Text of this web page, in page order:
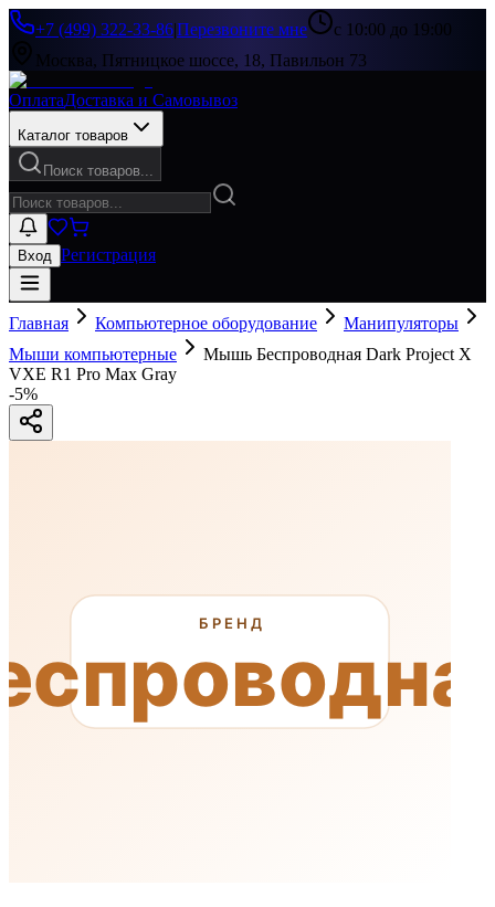
+7 (499) 322-33-86|Перезвоните мне
с 10:00 до 19:00
Москва, Пятницкое шоссе, 18, Павильон 73
ОплатаДоставка и Самовывоз
Каталог товаров
Поиск товаров...
Вход Регистрация
Главная Компьютерное оборудование
Манипуляторы
Мыши компьютерные
Мышь Беспроводная Dark Project X
VXE R1 Pro Max Gray
-5%